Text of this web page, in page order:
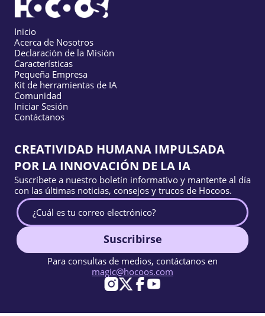
Inicio
Acerca de Nosotros
Declaración de la Misión
Características
Pequeña Empresa
Kit de herramientas de IA
Comunidad
Iniciar Sesión
Contáctanos
CREATIVIDAD HUMANA IMPULSADA
POR LA INNOVACIÓN DE LA IA
Suscríbete a nuestro boletín informativo y mantente al día
con las últimas noticias, consejos y trucos de Hocoos.
Suscribirse
Para consultas de medios, contáctanos en
magic@hocoos.com